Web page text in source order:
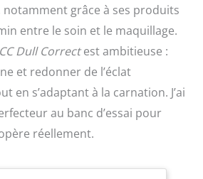
notamment grâce à ses produits
entre le soin et le maquillage.
CC Dull Correctest ambitieuse :
et redonner de l’éclat
en s’adaptant à la carnation. J’ai
au banc d’essai pour
réellement.